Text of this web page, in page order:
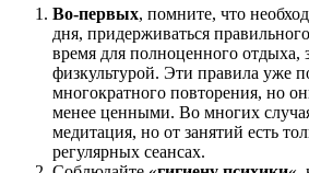
Во-первых, помните, что
дня, придерживаться
время для полноценного отдыха,
физкультурой. Эти правила уже
многократного повторения, но
менее ценными. Во многих
медитация, но от занятий есть
регулярных сеансах.